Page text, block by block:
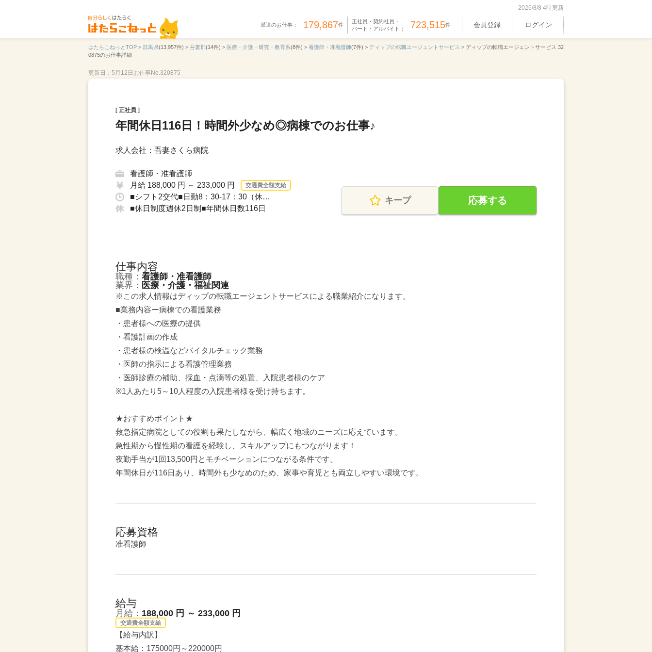
2026/8/8 4時更新
派遣のお仕事： 179,867件
正社員・契約社員・
パート・アルバイト： 723,515件 会員登録 ログイン
はたらこねっとTOP > 群馬県(13,957件) > 吾妻郡(14件) > 医療・介護・研究・教育系(8件) > 看護師・准看護師(7件) > ディップの転職エージェントサービス > ディップの転職エージェントサービス 32
0875のお仕事詳細
更新日：5月12日 お仕事No.320875
[ 正社員 ]
年間休日116日！時間外少なめ◎病棟でのお仕事♪
求人会社：吾妻さくら病院
看護師・准看護師
月給 188,000 円 ～ 233,000 円
交通費全額支給
■シフト2交代■日勤8：30-17：30（休…
■休日制度週休2日制■年間休日数116日
キープ 応募する
仕事内容
職種： 看護師・准看護師
業界： 医療・介護・福祉関連
※この求人情報はディップの転職エージェントサービスによる職業紹介になります。
■業務内容ー病棟での看護業務
・患者様への医療の提供
・看護計画の作成
・患者様の検温などバイタルチェック業務
・医師の指示による看護管理業務
・医師診療の補助、採血・点滴等の処置、入院患者様のケア
※1人あたり5～10人程度の入院患者様を受け持ちます。
★おすすめポイント★
救急指定病院としての役割も果たしながら、幅広く地域のニーズに応えています。
急性期から慢性期の看護を経験し、スキルアップにもつながります！
夜勤手当が1回13,500円とモチベーションにつながる条件です。
年間休日が116日あり、時間外も少なめのため、家事や育児とも両立しやすい環境です。
応募資格
准看護師
給与
月給： 188,000 円 ～ 233,000 円
交通費全額支給
【給与内訳】
基本給：175000円～220000円